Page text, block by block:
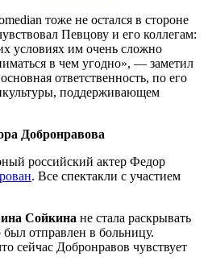
тоже не остался в стороне
Певцову и его коллегам:
условиях им очень сложно
в чем угодно», — заметил
ответственность, по его
поддерживающем
Добронравова
российский актер Федор
. Все спектакли с участием
Сойкина не стала раскрывать
отправлен в больницу.
сейчас Добронравов чувствует